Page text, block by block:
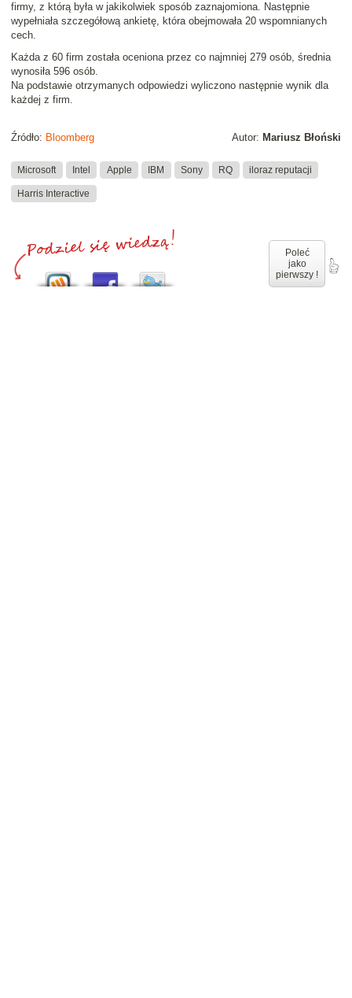
firmy, z którą była w jakikolwiek sposób zaznajomiona. Następnie
wypełniała szczegółową ankietę, która obejmowała 20 wspomnianych
cech.
Każda z 60 firm została oceniona przez co najmniej 279 osób, średnia
wynosiła 596 osób.
Na podstawie otrzymanych odpowiedzi wyliczono następnie wynik dla
każdej z firm.
Autor: Mariusz Błoński
Źródło: Bloomberg
Microsoft Intel Apple IBM Sony RQ iloraz reputacji
Harris Interactive
Poleć
jako
pierwszy !